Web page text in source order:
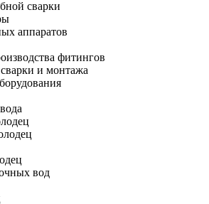
сварки
аппаратов
фитингов
и монтажа
вод